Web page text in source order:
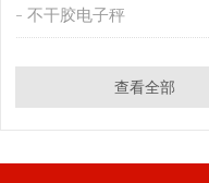
不干胶电子秤
查看全部